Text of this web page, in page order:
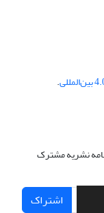
.
نشریه مشترک
اشتراک